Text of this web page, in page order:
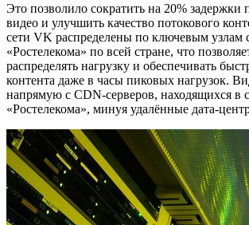
Это позволило сократить на 20% задержки
видео и улучшить качество потокового
сети VK распределены по ключевым узлам
«Ростелекома» по всей стране, что
распределять нагрузку и обеспечивать
контента даже в часы пиковых нагрузок.
напрямую с CDN-серверов, находящихся в
«Ростелекома», минуя удалённые дата-